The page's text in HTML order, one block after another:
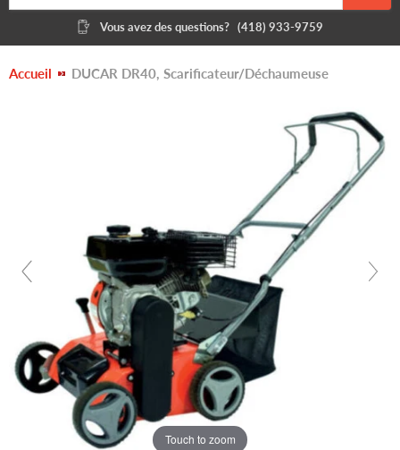
Vous avez des questions? (418) 933-9759
Accueil DUCAR DR40, Scarificateur/Déchaumeuse
Touch to zoom